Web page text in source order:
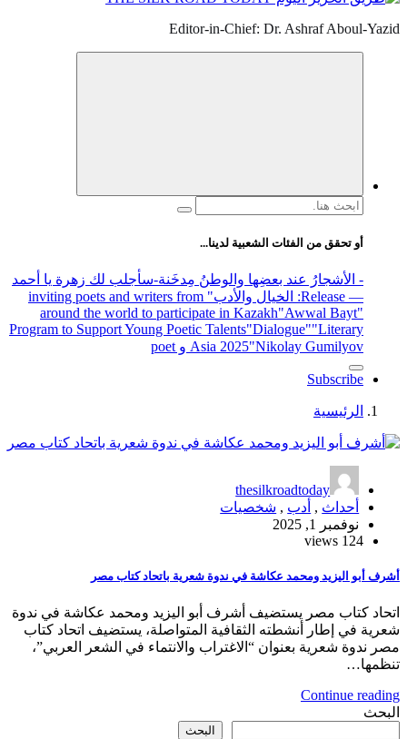
Editor-in-Chief: Dr. Ashraf Aboul-Yazid
البحث
أو تحقق من الفئات الشعبية لدينا...
- الأشجارُ عند بعضِها والوطنُ مِدخَنة-سأجلب لك زهرة يا أحمد
— Release
: الخيال والأدب
" inviting poets and writers from
around the world to participate in Kazakh"Awwal Bayt"
Program to Support Young Poetic Talents"Dialogue""Literary
Asia 2025"Nikolay Gumilyov و poet
Subscribe
الرئيسية
thesilkroadtoday
أحداث , أدب , شخصيات
نوفمبر 1, 2025
124 views
أشرف أبو اليزيد ومحمد عكاشة في ندوة شعرية باتحاد كتاب مصر
اتحاد كتاب مصر يستضيف أشرف أبو اليزيد ومحمد عكاشة في ندوة
شعرية في إطار أنشطته الثقافية المتواصلة، يستضيف اتحاد كتاب
مصر ندوة شعرية بعنوان “الاغتراب والانتماء في الشعر العربي”،
تنظمها…
Continue reading
البحث
البحث